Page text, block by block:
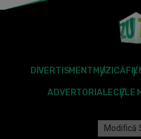
DIVERTISMENT MUZICĂ
ADVERTORIALECELE
Modifică